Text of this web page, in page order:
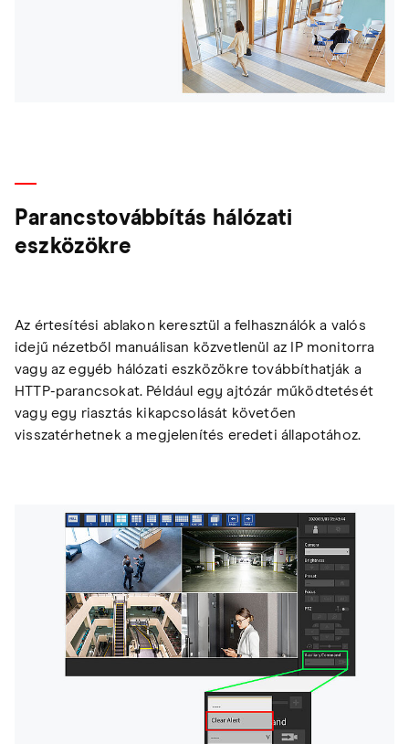
Parancstovábbítás hálózati
eszközökre
Az értesítési ablakon keresztül a felhasználók a valós
idejű nézetből manuálisan közvetlenül az IP monitorra
vagy az egyéb hálózati eszközökre továbbíthatják a
HTTP-parancsokat. Például egy ajtózár működtetését
vagy egy riasztás kikapcsolását követően
visszatérhetnek a megjelenítés eredeti állapotához.